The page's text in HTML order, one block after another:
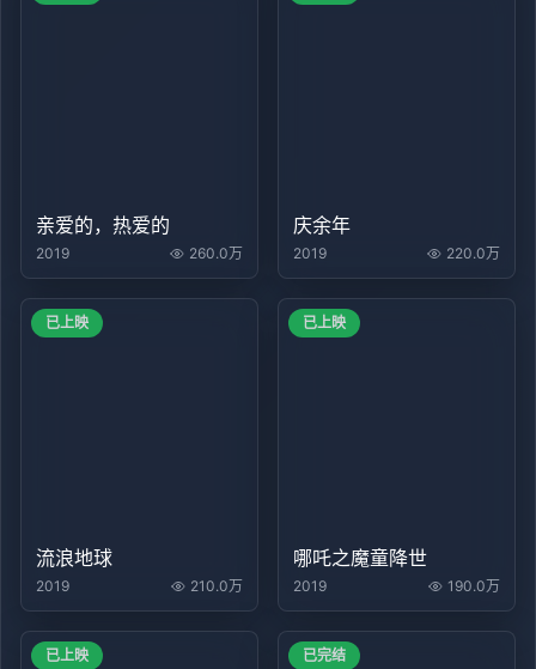
亲爱的，热爱的
2019 260.0万
庆余年
2019 220.0万
已上映
流浪地球
2019 210.0万
已上映
哪吒之魔童降世
2019 190.0万
已上映 已完结